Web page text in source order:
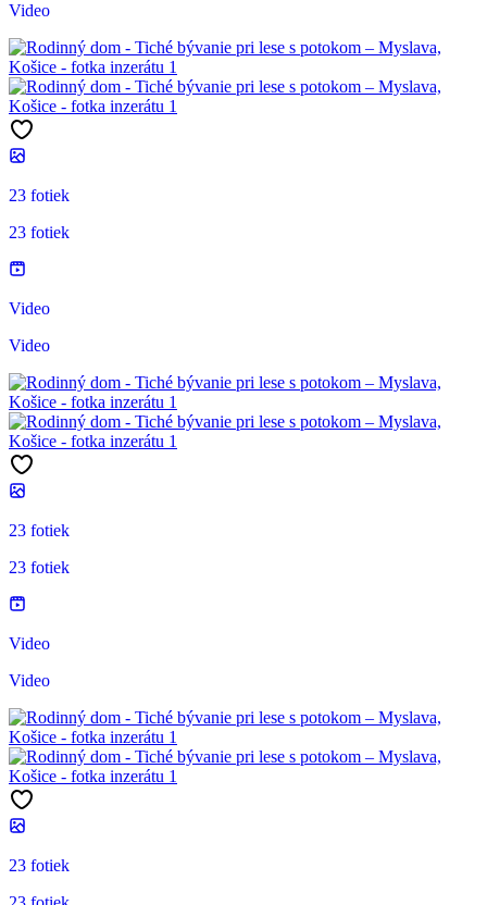
Video
23 fotiek
23 fotiek
Video
Video
23 fotiek
23 fotiek
Video
Video
23 fotiek